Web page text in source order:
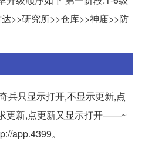
>>研究所>>仓库>>神庙>>防
兵只显示打开,不显示更新,点
更新,点更新又显示打开——~
app.4399。